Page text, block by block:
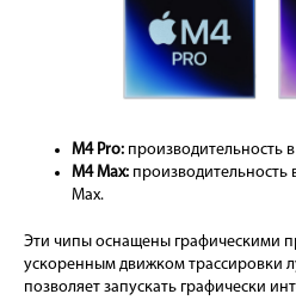
M4 Pro: производительность
M4 Max: производительность
Max.
Эти чипы оснащены графическими
ускоренным движком трассировки
позволяет запускать графически